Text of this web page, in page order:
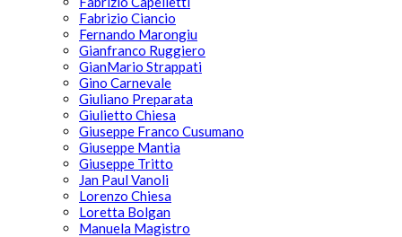
Fabrizio Ciancio
Fernando Marongiu
Gianfranco Ruggiero
GianMario Strappati
Gino Carnevale
Giuliano Preparata
Giulietto Chiesa
Giuseppe Franco Cusumano
Giuseppe Mantia
Giuseppe Tritto
Jan Paul Vanoli
Lorenzo Chiesa
Loretta Bolgan
Manuela Magistro